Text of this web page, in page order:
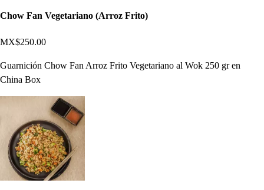
Chow Fan Vegetariano (Arroz Frito)
MX$250.00
Guarnición Chow Fan Arroz Frito Vegetariano al Wok 250 gr en
China Box